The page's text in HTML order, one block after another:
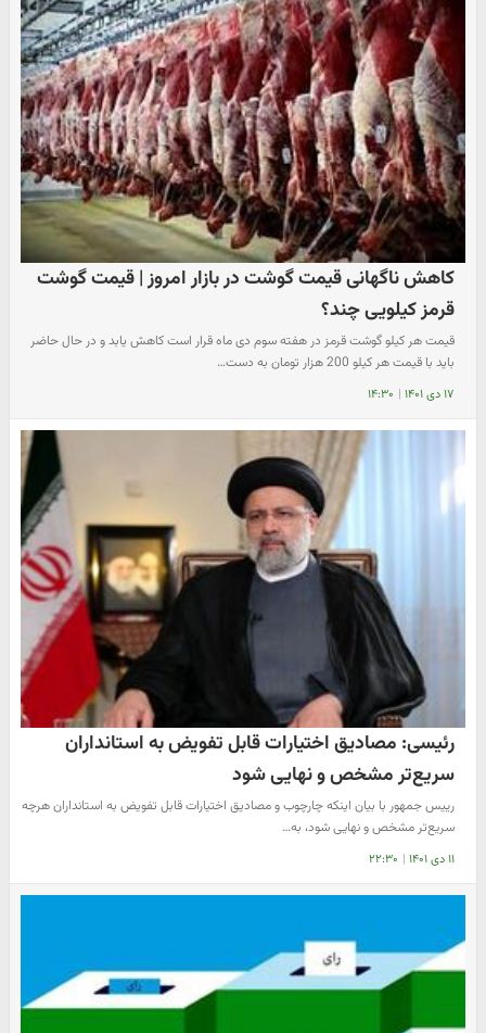
کاهش ناگهانی قیمت گوشت در بازار امروز | قیمت گوشت
قرمز کیلویی چند؟
قیمت هر کیلو گوشت قرمز در هفته سوم دی ماه قرار است کاهش یابد و در حال حاضر
باید با قیمت هر کیلو 200 هزار تومان به دست…
۱۷ دی ۱۴۰۱ | ۱۴:۳۰
رئیسی:‌ مصادیق اختیارات قابل تفویض به استانداران
سریع‌تر مشخص و نهایی شود
رییس جمهور با بیان اینکه چارچوب و مصادیق اختیارات قابل تفویض به استانداران هرچه
سریع‌تر مشخص و نهایی شود، به…
۱۱ دی ۱۴۰۱ | ۲۲:۳۰